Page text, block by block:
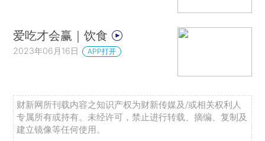
爱吃才会赢｜饮食
2023年06月16日 APP打开
财新网所刊载内容之知识产权为财新传媒及/或相关权利人
专属所有或持有。未经许可，禁止进行转载、摘编、复制及
建立镜像等任何使用。